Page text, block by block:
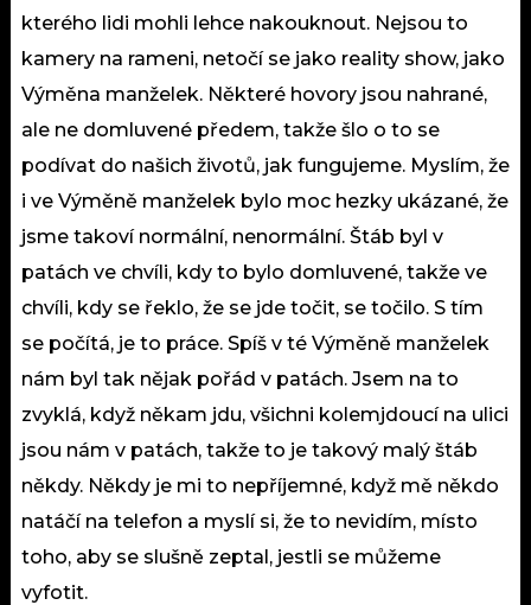
kterého lidi mohli lehce nakouknout. Nejsou to
kamery na rameni, netočí se jako reality show, jako
Výměna manželek. Některé hovory jsou nahrané,
ale ne domluvené předem, takže šlo o to se
podívat do našich životů, jak fungujeme. Myslím, že
i ve Výměně manželek bylo moc hezky ukázané, že
jsme takoví normální, nenormální. Štáb byl v
patách ve chvíli, kdy to bylo domluvené, takže ve
chvíli, kdy se řeklo, že se jde točit, se točilo. S tím
se počítá, je to práce. Spíš v té Výměně manželek
nám byl tak nějak pořád v patách. Jsem na to
zvyklá, když někam jdu, všichni kolemjdoucí na ulici
jsou nám v patách, takže to je takový malý štáb
někdy. Někdy je mi to nepříjemné, když mě někdo
natáčí na telefon a myslí si, že to nevidím, místo
toho, aby se slušně zeptal, jestli se můžeme
vyfotit.